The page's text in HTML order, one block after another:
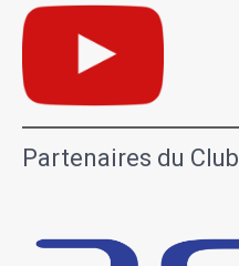
Partenaires du Club